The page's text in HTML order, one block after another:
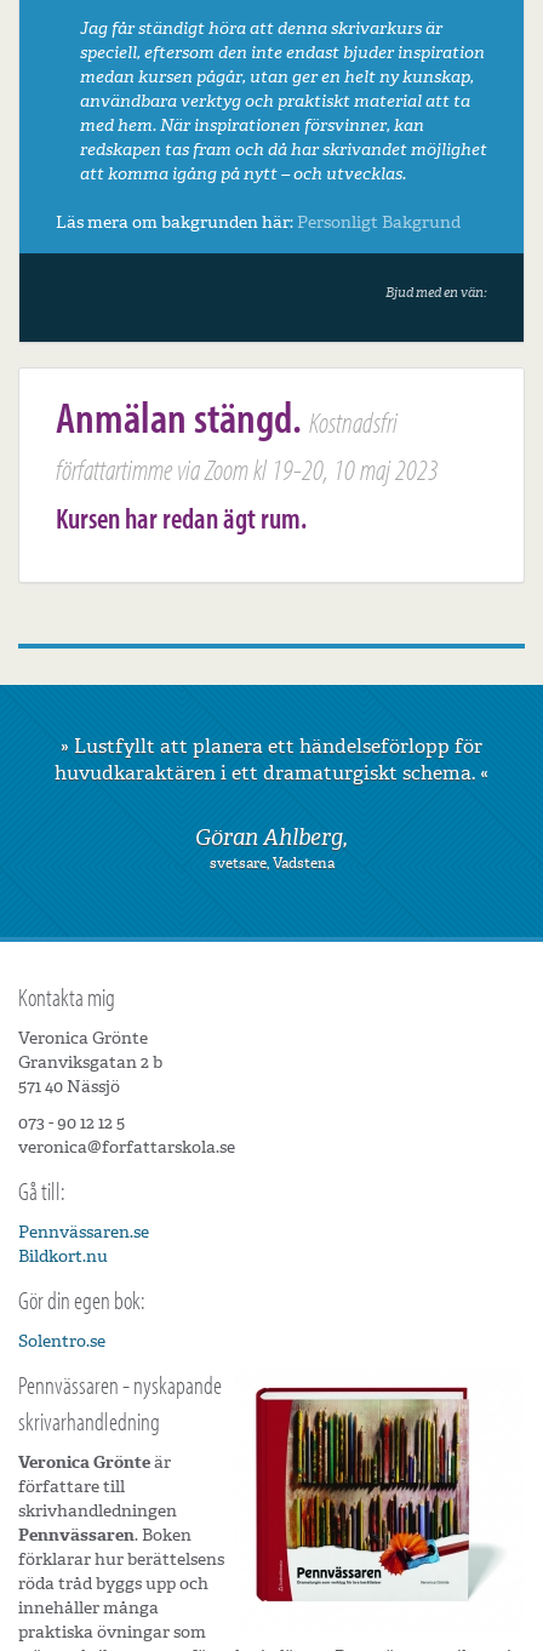
Jag får ständigt höra att denna skrivarkurs är
speciell, eftersom den inte endast bjuder inspiration
medan kursen pågår, utan ger en helt ny kunskap,
användbara verktyg och praktiskt material att ta
med hem. När inspirationen försvinner, kan
redskapen tas fram och då har skrivandet möjlighet
att komma igång på nytt – och utvecklas.
Läs mera om bakgrunden här: Personligt Bakgrund
Bjud med en vän:
Anmälan stängd. Kostnadsfri
författartimme via Zoom kl 19-20, 10 maj 2023
Kursen har redan ägt rum.
» Lustfyllt att planera ett händelseförlopp för
huvudkaraktären i ett dramaturgiskt schema. «
Göran Ahlberg,
svetsare, Vadstena
»Kursen var väl genomtänkt och skickligt
uppbyggd.«
Nanna Kallas,
chef och psykosyntesterapeut, Stockholm
Kontakta mig
Veronica Grönte
Granviksgatan 2 b
571 40 Nässjö
073 - 90 12 12 5
veronica@forfattarskola.se
Gå till:
Pennvässaren.se
Bildkort.nu
Gör din egen bok:
Solentro.se
Pennvässaren - nyskapande
skrivarhandledning
Veronica Grönteär
författare till
skrivhandledningen
Pennvässaren. Boken
förklarar hur berättelsens
röda tråd byggs upp och
innehåller många
praktiska övningar som